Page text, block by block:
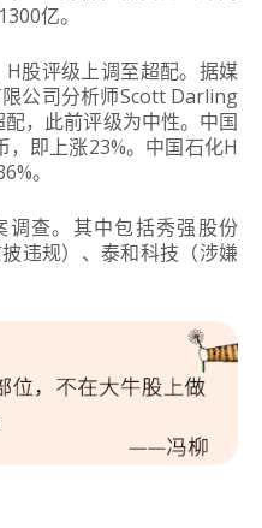
亿。
股评级上调至超配。据媒
公司分析师Scott Darling
，此前评级为中性。中国
，即上涨23%。中国石化H
。
调查。其中包括秀强股份
违规）、泰和科技（涉嫌